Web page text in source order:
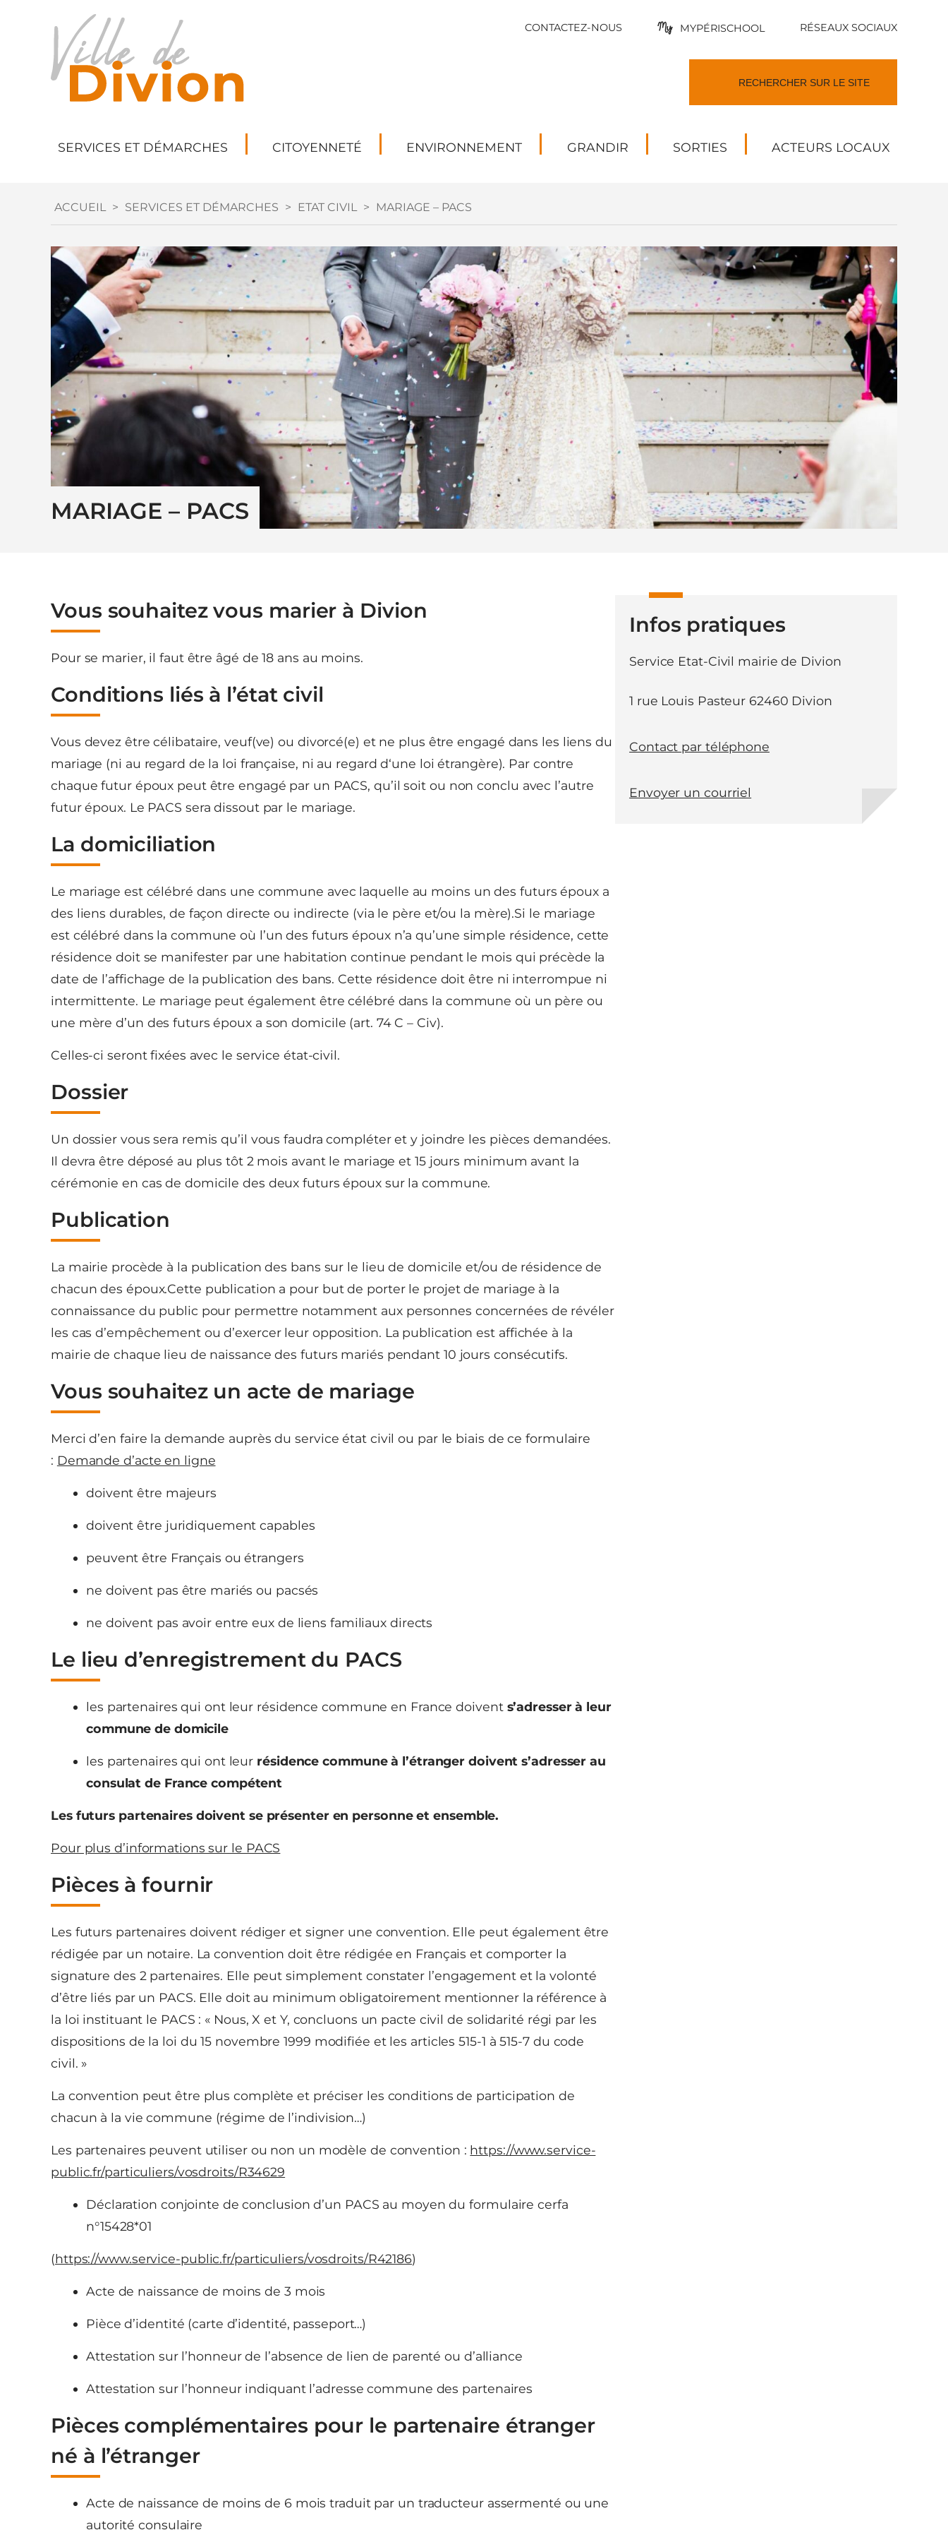
CONTACTEZ-NOUS MYPÉRISCHOOL RÉSEAUX SOCIAUX
SERVICES ET DÉMARCHES CITOYENNETÉ ENVIRONNEMENT GRANDIR SORTIES ACTEURS LOCAUX
ACCUEIL > SERVICES ET DÉMARCHES > ETAT CIVIL > MARIAGE – PACS
MARIAGE – PACS
Vous souhaitez vous marier à Divion
Pour se marier, il faut être âgé de 18 ans au moins.
Conditions liés à l’état civil
Vous devez être célibataire, veuf(ve) ou divorcé(e) et ne plus être engagé dans les liens du
mariage (ni au regard de la loi française, ni au regard d‘une loi étrangère). Par contre
chaque futur époux peut être engagé par un PACS, qu’il soit ou non conclu avec l’autre
futur époux. Le PACS sera dissout par le mariage.
La domiciliation
Le mariage est célébré dans une commune avec laquelle au moins un des futurs époux a
des liens durables, de façon directe ou indirecte (via le père et/ou la mère).Si le mariage
est célébré dans la commune où l’un des futurs époux n’a qu’une simple résidence, cette
résidence doit se manifester par une habitation continue pendant le mois qui précède la
date de l’affichage de la publication des bans. Cette résidence doit être ni interrompue ni
intermittente. Le mariage peut également être célébré dans la commune où un père ou
une mère d’un des futurs époux a son domicile (art. 74 C – Civ).
Celles-ci seront fixées avec le service état-civil.
Dossier
Un dossier vous sera remis qu’il vous faudra compléter et y joindre les pièces demandées.
Il devra être déposé au plus tôt 2 mois avant le mariage et 15 jours minimum avant la
cérémonie en cas de domicile des deux futurs époux sur la commune.
Publication
La mairie procède à la publication des bans sur le lieu de domicile et/ou de résidence de
chacun des époux.Cette publication a pour but de porter le projet de mariage à la
connaissance du public pour permettre notamment aux personnes concernées de révéler
les cas d’empêchement ou d’exercer leur opposition. La publication est affichée à la
mairie de chaque lieu de naissance des futurs mariés pendant 10 jours consécutifs.
Vous souhaitez un acte de mariage
Merci d’en faire la demande auprès du service état civil ou par le biais de ce formulaire
: Demande d’acte en ligne
doivent être majeurs
doivent être juridiquement capables
peuvent être Français ou étrangers
ne doivent pas être mariés ou pacsés
ne doivent pas avoir entre eux de liens familiaux directs
Le lieu d’enregistrement du PACS
les partenaires qui ont leur résidence commune en France doivent s’adresser à leur
commune de domicile
les partenaires qui ont leur résidence commune à l’étranger doivent s’adresser au
consulat de France compétent
Les futurs partenaires doivent se présenter en personne et ensemble.
Pour plus d’informations sur le PACS
Pièces à fournir
Les futurs partenaires doivent rédiger et signer une convention. Elle peut également être
rédigée par un notaire. La convention doit être rédigée en Français et comporter la
signature des 2 partenaires. Elle peut simplement constater l’engagement et la volonté
d’être liés par un PACS. Elle doit au minimum obligatoirement mentionner la référence à
la loi instituant le PACS : « Nous, X et Y, concluons un pacte civil de solidarité régi par les
dispositions de la loi du 15 novembre 1999 modifiée et les articles 515-1 à 515-7 du code
civil. »
La convention peut être plus complète et préciser les conditions de participation de
chacun à la vie commune (régime de l’indivision…)
Les partenaires peuvent utiliser ou non un modèle de convention : https://www.service-
public.fr/particuliers/vosdroits/R34629
Déclaration conjointe de conclusion d’un PACS au moyen du formulaire cerfa
n°15428*01
(https://www.service-public.fr/particuliers/vosdroits/R42186)
Acte de naissance de moins de 3 mois
Pièce d’identité (carte d’identité, passeport…)
Attestation sur l’honneur de l’absence de lien de parenté ou d’alliance
Attestation sur l’honneur indiquant l’adresse commune des partenaires
Pièces complémentaires pour le partenaire étranger
né à l’étranger
Acte de naissance de moins de 6 mois traduit par un traducteur assermenté ou une
autorité consulaire
Infos pratiques
Service Etat-Civil mairie de Divion
1 rue Louis Pasteur 62460 Divion
Contact par téléphone
Envoyer un courriel